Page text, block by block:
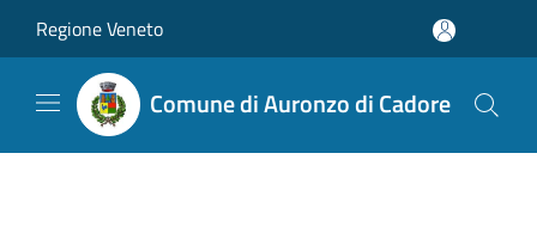
Regione Veneto
Comune di Auronzo di Cadore